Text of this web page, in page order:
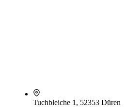
Tuchbleiche 1, 52353 Düren